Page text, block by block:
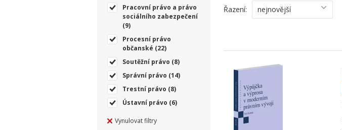
Pracovní právo a právo
sociálního zabezpečení
(9)
Procesní právo
občanské (22)
Soutěžní právo (8)
Správní právo (14)
Trestní právo (8)
Ústavní právo (6)
Vynulovat filtry
Řazení: nejnovější